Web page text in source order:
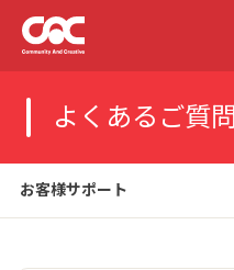
よくあるご質問
お客様サポート